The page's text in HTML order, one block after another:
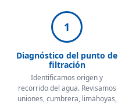
1
Diagnóstico del punto de
filtración
Identificamos origen y
recorrido del agua. Revisamos
uniones, cumbrera, limahoyas,